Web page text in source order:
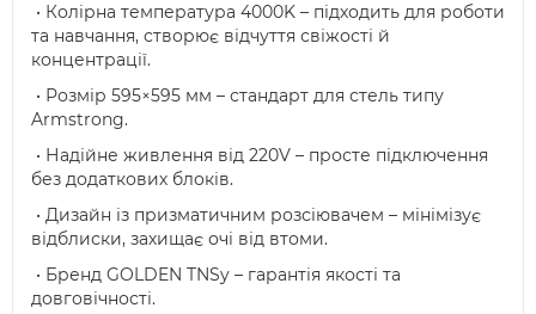
• Колірна температура 4000K – підходить для роботи
та навчання, створює відчуття свіжості й
концентрації.
• Розмір 595×595 мм – стандарт для стель типу
Armstrong.
• Надійне живлення від 220V – просте підключення
без додаткових блоків.
• Дизайн із призматичним розсіювачем – мінімізує
відблиски, захищає очі від втоми.
• Бренд GOLDEN TNSy – гарантія якості та
довговічності.